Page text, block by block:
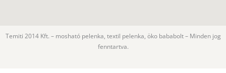
Temiti 2014 Kft. – mosható pelenka, textil pelenka, öko bababolt – Minden jog
fenntartva.